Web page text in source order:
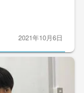
2021年10月6日